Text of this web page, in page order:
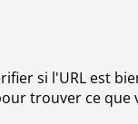
si l'URL est
trouver ce que